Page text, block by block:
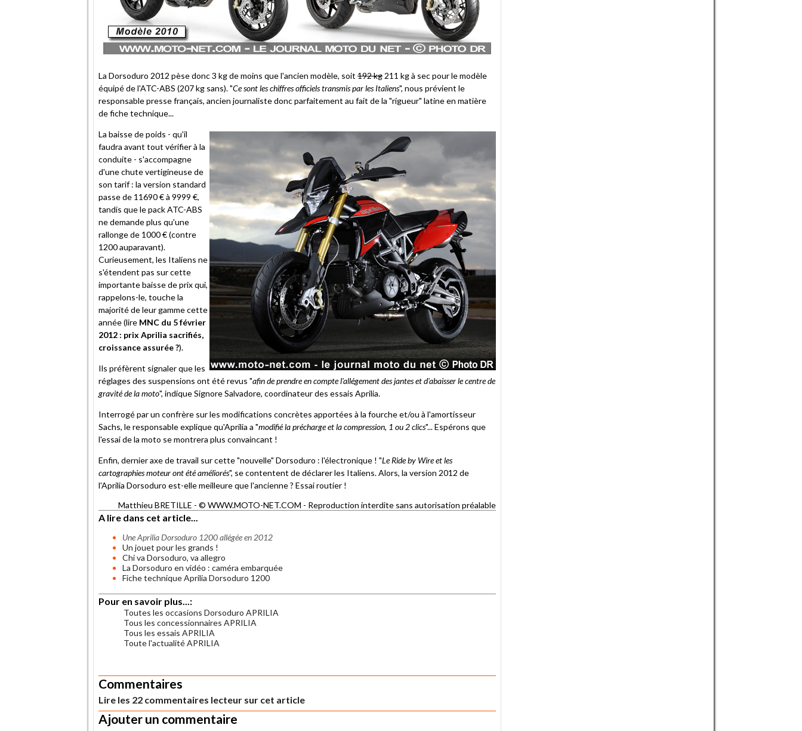
La Dorsoduro 2012 pèse donc 3 kg de moins que l'ancien modèle, soit 192 kg 211 kg à sec pour le modèle
équipé de l'ATC-ABS (207 kg sans). "Ce sont les chiffres officiels transmis par les Italiens", nous prévient le
responsable presse français, ancien journaliste donc parfaitement au fait de la "rigueur" latine en matière
de fiche technique...
La baisse de poids - qu'il
faudra avant tout vérifier à la
conduite - s'accompagne
d'une chute vertigineuse de
son tarif : la version standard
passe de 11690 € à 9999 €,
tandis que le pack ATC-ABS
ne demande plus qu'une
rallonge de 1000 € (contre
1200 auparavant).
Curieusement, les Italiens ne
s'étendent pas sur cette
importante baisse de prix qui,
rappelons-le, touche la
majorité de leur gamme cette
année (lire MNC du 5 février
2012 : prix Aprilia sacrifiés,
croissance assurée ?).
Ils préfèrent signaler que les
réglages des suspensions ont été revus "afin de prendre en compte l'allégement des jantes et d'abaisser le centre de
gravité de la moto", indique Signore Salvadore, coordinateur des essais Aprilia.
Interrogé par un confrère sur les modifications concrètes apportées à la fourche et/ou à l'amortisseur
Sachs, le responsable explique qu'Aprilia a "modifié la précharge et la compression, 1 ou 2 clics"... Espérons que
l'essai de la moto se montrera plus convaincant !
Enfin, dernier axe de travail sur cette "nouvelle" Dorsoduro : l'électronique ! "Le Ride by Wire et les
cartographies moteur ont été améliorés", se contentent de déclarer les Italiens. Alors, la version 2012 de
l'Aprilia Dorsoduro est-elle meilleure que l'ancienne ? Essai routier !
Matthieu BRETILLE - © WWW.MOTO-NET.COM - Reproduction interdite sans autorisation préalable
A lire dans cet article...
Une Aprilia Dorsoduro 1200 allégée en 2012
Un jouet pour les grands !
Chi va Dorsoduro, va allegro
La Dorsoduro en vidéo : caméra embarquée
Fiche technique Aprilia Dorsoduro 1200
Pour en savoir plus...:
Toutes les occasions Dorsoduro APRILIA
Tous les concessionnaires APRILIA
Tous les essais APRILIA
Toute l'actualité APRILIA
Commentaires
Lire les 22 commentaires lecteur sur cet article
Ajouter un commentaire